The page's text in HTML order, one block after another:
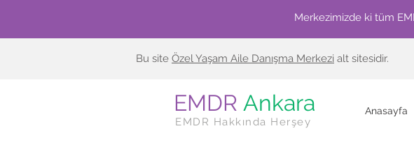
Merkezimizde ki tüm
Bu site Özel Yaşam Aile Danışma Merkezi alt sitesidir.
EMDR Ankara
EMDR Hakkında Herşey
Anasayfa